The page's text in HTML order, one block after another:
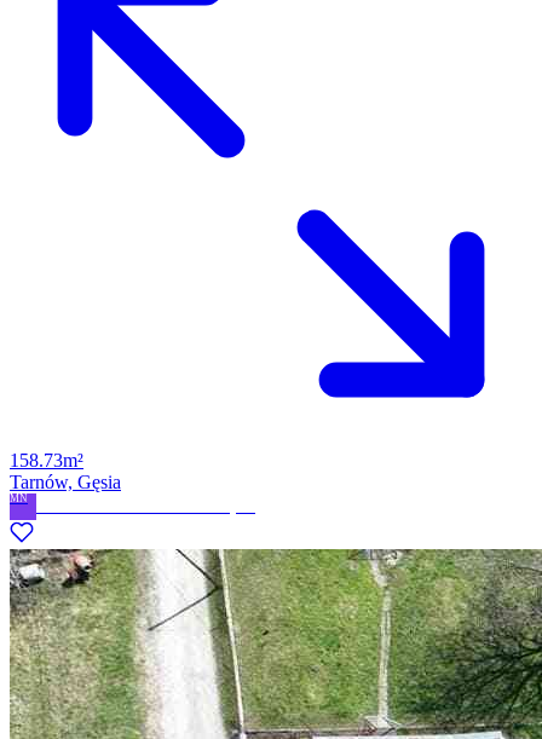
158.73m²
Tarnów, Gęsia
MN